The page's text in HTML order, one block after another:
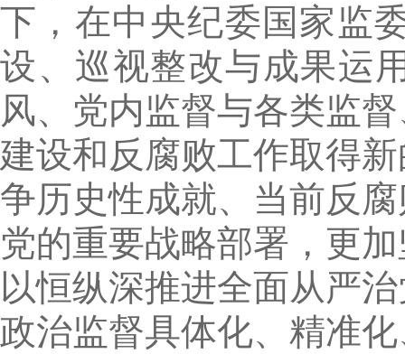
下，在中央纪委国家监
设、巡视整改与成果运
风、党内监督与各类监
建设和反腐败工作取得
争历史性成就、当前反
党的重要战略部署，更
以恒纵深推进全面从严
政治监督具体化、精准